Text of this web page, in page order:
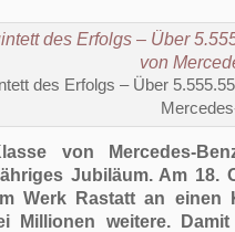
des Erfolgs – Über
von Mercedes-
Jubiläum. Am 18.
Werk Rastatt an einen
Millionen weitere.